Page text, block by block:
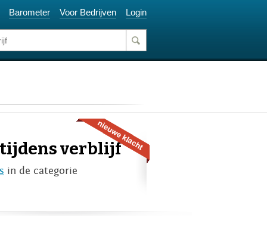
Barometer Voor Bedrijven Login
tijdens verblijf
in de categorie